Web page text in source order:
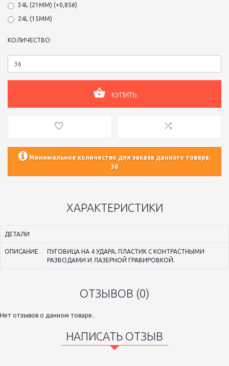
34L (21ММ) (+0,85₴)
24L (15ММ)
КОЛИЧЕСТВО
КУПИТЬ
Минимальное количество для заказа данного товара:
36
ХАРАКТЕРИСТИКИ
ДЕТАЛИ
ОПИСАНИЕ
ПУГОВИЦА НА 4 УДАРА, ПЛАСТИК С КОНТРАСТНЫМИ
РАЗВОДАМИ И ЛАЗЕРНОЙ ГРАВИРОВКОЙ.
ОТЗЫВОВ (0)
Нет отзывов о данном товаре.
НАПИСАТЬ ОТЗЫВ